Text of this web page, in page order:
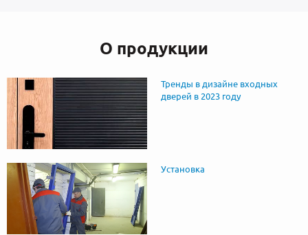
О продукции
Тренды в дизайне входных
дверей в 2023 году
Установка